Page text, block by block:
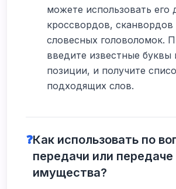
можете использовать его
кроссвордов, сканвордов
словесных головоломок.
введите известные буквы
позиции, и получите
подходящих слов.
❓Как использовать по
передачи или передаче
имущества?